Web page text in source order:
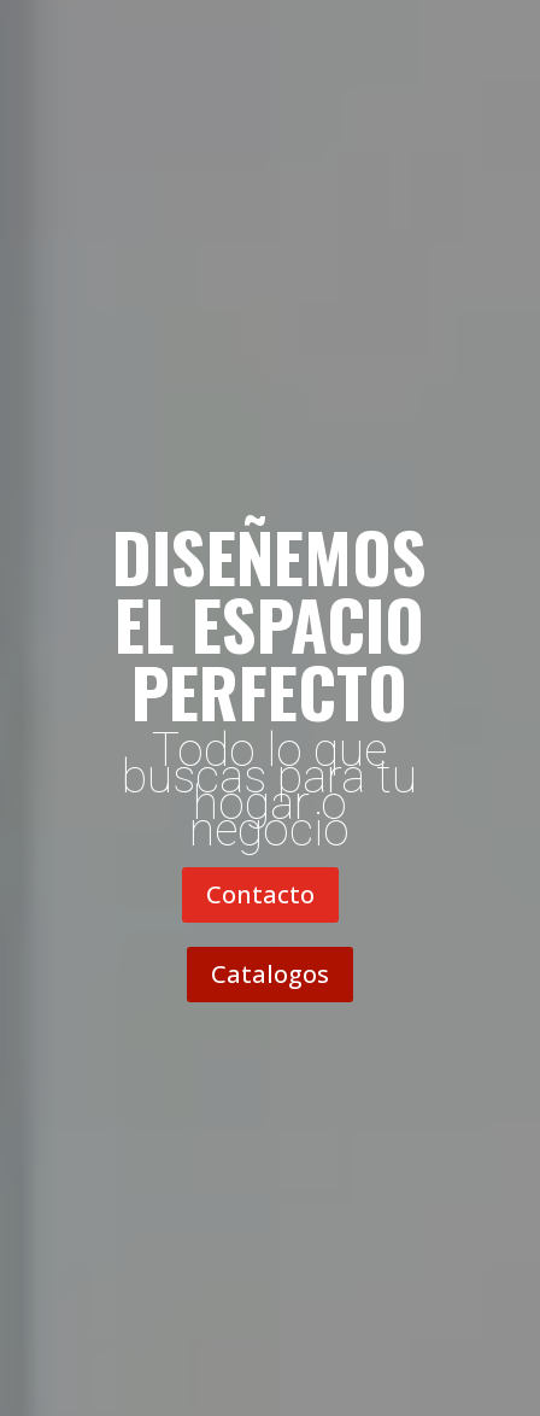
DISEÑEMOS
EL ESPACIO
PERFECTO
Todo lo que
buscas para tu
hogar o
negocio
Contacto
Catalogos